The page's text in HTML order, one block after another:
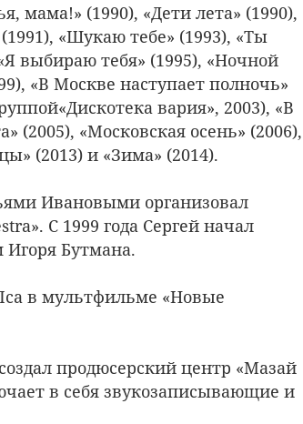
мама!» (1990), «Дети лета» (1990),
«Шукаю тебе» (1993), «Ты
выбираю тебя» (1995), «Ночной
«В Москве наступает полночь»
вария», 2003), «В
(2005), «Московская осень» (2006),
(2013) и «Зима» (2014).
Ивановыми организовал
С 1999 года Сергей начал
Бутмана.
в мультфильме «Новые
продюсерский центр «Мазай
в себя звукозаписывающие и